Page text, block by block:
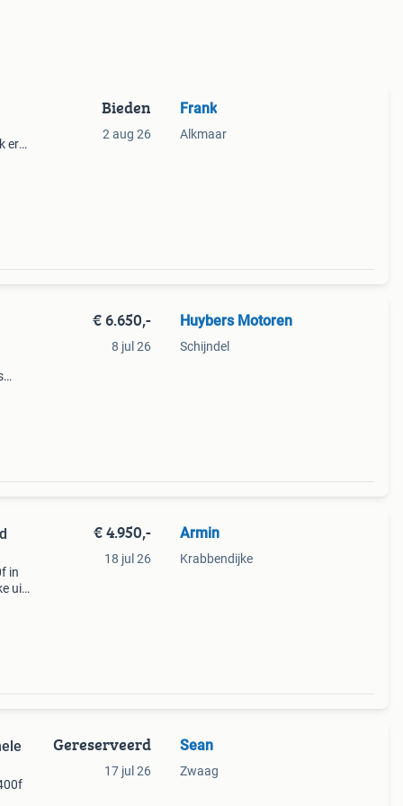
er
Bieden
2 aug 26
Frank
Alkmaar
€ 6.650,-
8 jul 26
Huybers Motoren
Schijndel
in
uit
€ 4.950,-
18 jul 26
Armin
Krabbendijke
Gereserveerd
17 jul 26
Sean
Zwaag